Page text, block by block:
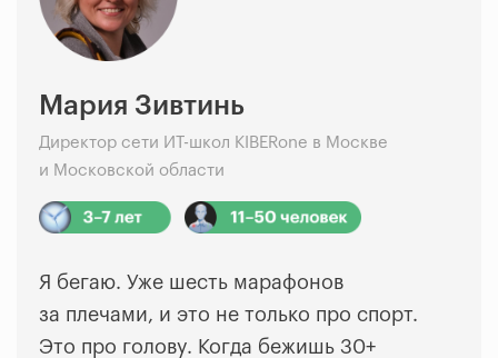
Мария Зивтинь
Директор сети ИТ-школ KIBERone в Москве
и Московской области
Я бегаю. Уже шесть марафонов
за плечами, и это не только про спорт.
Это про голову. Когда бежишь 30+